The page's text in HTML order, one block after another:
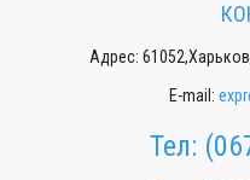
Адрес:
E-mail:
Тел: